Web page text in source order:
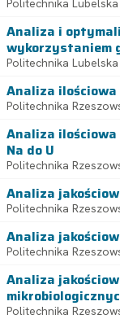
Politechnika Lubelska
Analiza i
wykorzystaniem
Politechnika Lubelska
Analiza
Politechnika
Analiza
Na do U
Politechnika
Analiza
Politechnika
Analiza
Politechnika
Analiza
Politechnika